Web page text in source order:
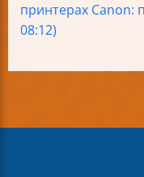
принтерах Canon:
08:12)